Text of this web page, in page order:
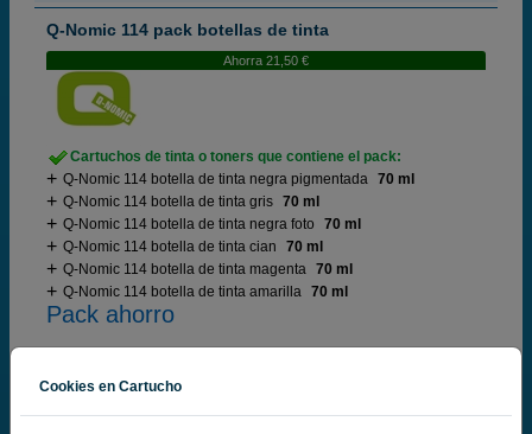
Q-Nomic 114 pack botellas de tinta
Ahorra 21,50 €
Cartuchos de tinta o toners que contiene el pack:
Q-Nomic 114 botella de tinta negra pigmentada 70 ml
Q-Nomic 114 botella de tinta gris 70 ml
Q-Nomic 114 botella de tinta negra foto
70 ml
Q-Nomic 114 botella de tinta cian
70 ml
Q-Nomic 114 botella de tinta magenta 70 ml
Q-Nomic 114 botella de tinta amarilla 70 ml
Pack ahorro
Cookies en Cartucho